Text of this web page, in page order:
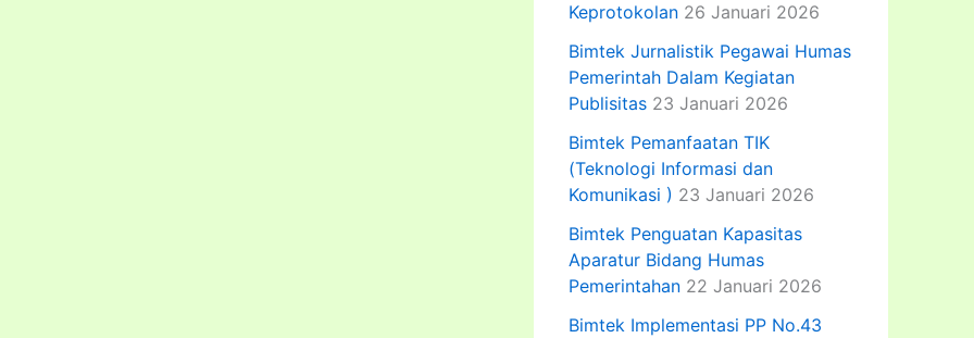
Keprotokolan 26 Januari 2026
Bimtek Jurnalistik Pegawai Humas
Pemerintah Dalam Kegiatan
Publisitas 23 Januari 2026
Bimtek Pemanfaatan TIK
(Teknologi Informasi dan
Komunikasi ) 23 Januari 2026
Bimtek Penguatan Kapasitas
Aparatur Bidang Humas
Pemerintahan 22 Januari 2026
Bimtek Implementasi PP No.43